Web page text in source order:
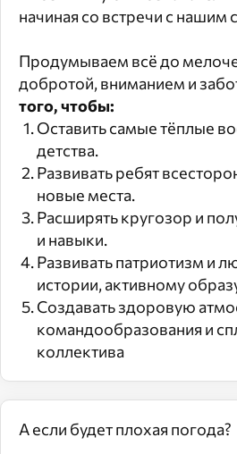
начиная со встречи с
Продумываем всё до
добротой, вниманием и
того, чтобы:
Оставить самые тёплые
детства.
Развивать ребят
новые места.
Расширять кругозор и
и навыки.
Развивать патриотизм и
истории, активному
Создавать здоровую
командообразования и
коллектива
А если будет плохая погода?